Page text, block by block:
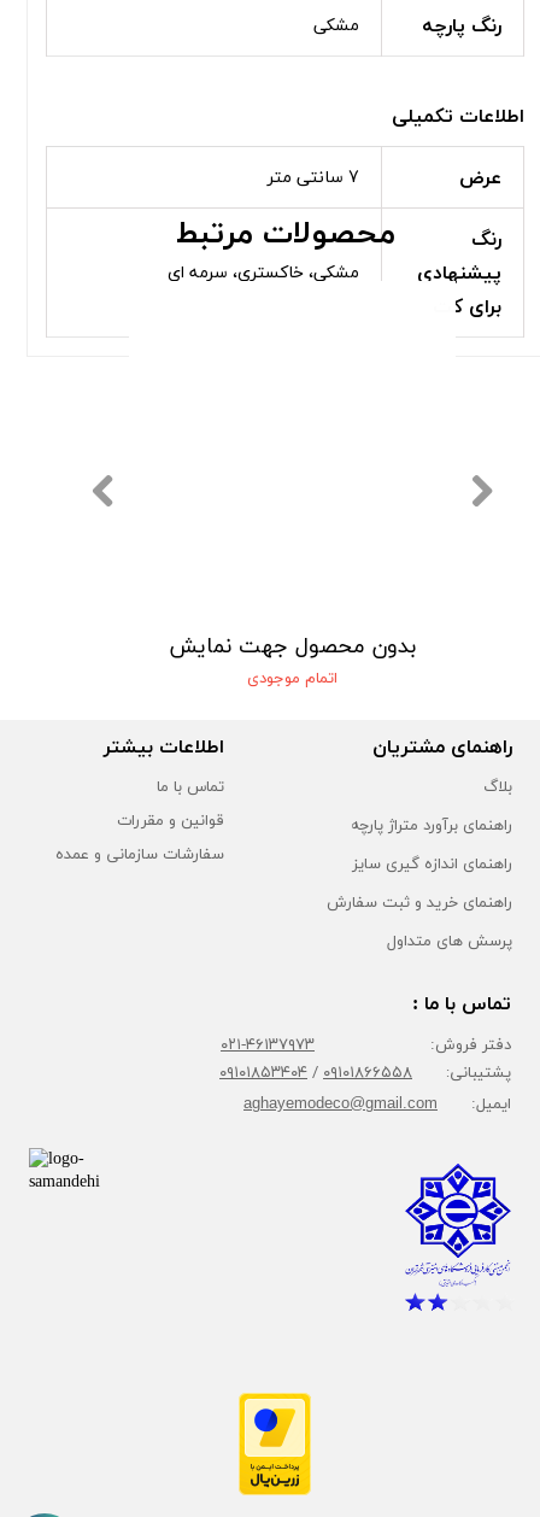
رنگ پارچه مشکی
اطلاعات تکمیلی
عرض
7 سانتی متر
رنگ
پیشنهادی
برای کت
مشکی، خاکستری، سرمه ای
محصولات مرتبط
بدون محصول جهت نمایش
اتمام موجودی
راهنمای مشتریان
بلاگ
راهنمای برآورد متراژ پارچه
راهنمای اندازه گیری سایز
راهنمای خرید و ثبت سفارش
پرسش های متداول
اطلاعات بیشتر
تماس با ما
قوانین و مقررات
سفارشات سازمانی و عمده
تماس با ما :
دفتر فروش: ۴۶۱۳۷۹۷۳-۰۲۱
پشتیبانی: ۰۹۱۰۱۸۶۶۵۵۸/۰۹۱۰۱۸۵۳۴۰۴
ایمیل: aghayemodeco@gmail.com